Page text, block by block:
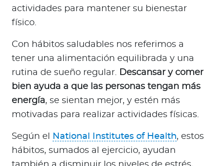
actividades para mantener su bienestar
físico.
Con hábitos saludables nos referimos a
tener una alimentación equilibrada y una
rutina de sueño regular. Descansar y comer
bien ayuda a que las personas tengan más
energía, se sientan mejor, y estén más
motivadas para realizar actividades físicas.
Según el National Institutes of Health, estos
hábitos, sumados al ejercicio, ayudan